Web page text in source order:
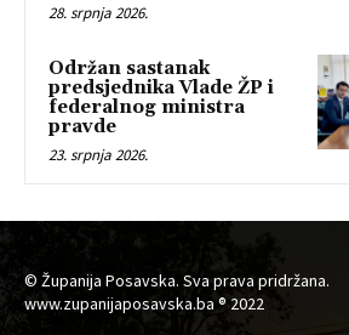
28. srpnja 2026.
Održan sastanak
predsjednika Vlade ŽP i
federalnog ministra
pravde
23. srpnja 2026.
© Županija Posavska. Sva prava pridržana.
www.zupanijaposavska.ba ® 2022